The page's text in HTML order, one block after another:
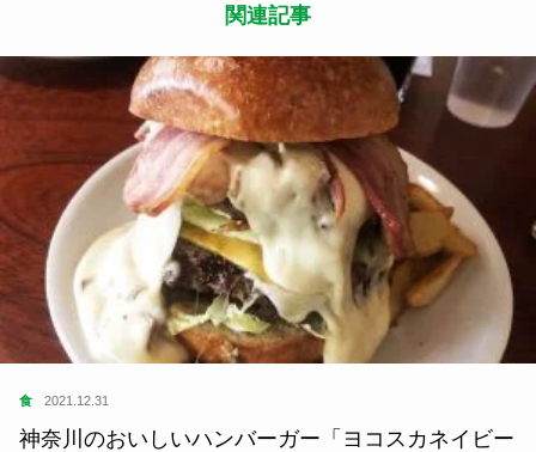
関連記事
食 2021.12.31
神奈川のおいしいハンバーガー「ヨコスカネイビー